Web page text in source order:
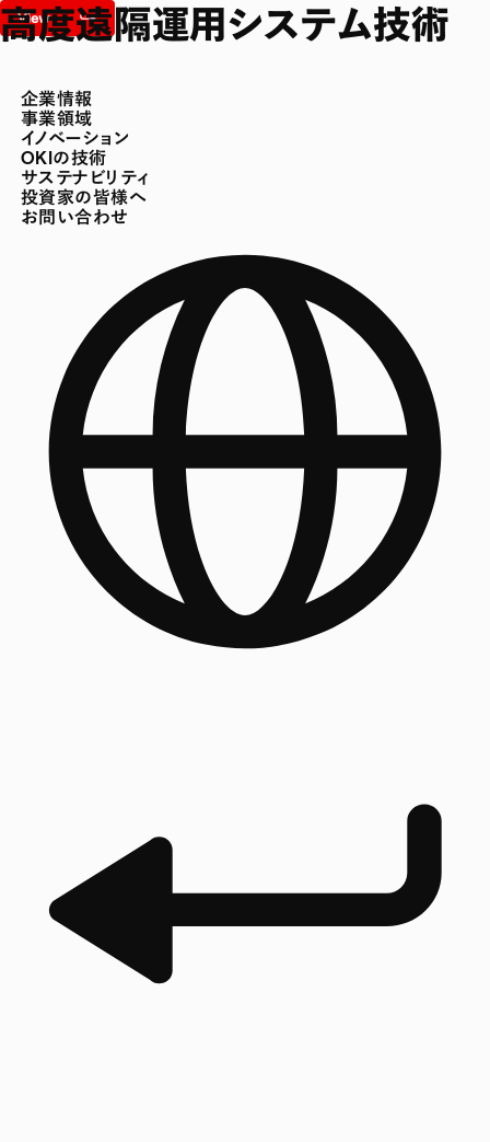
企業情報
事業領域
イノベーション
OKIの技術
サステナビリティ
投資家の皆様へ
お問い合わせ
高度遠隔運用システム技術